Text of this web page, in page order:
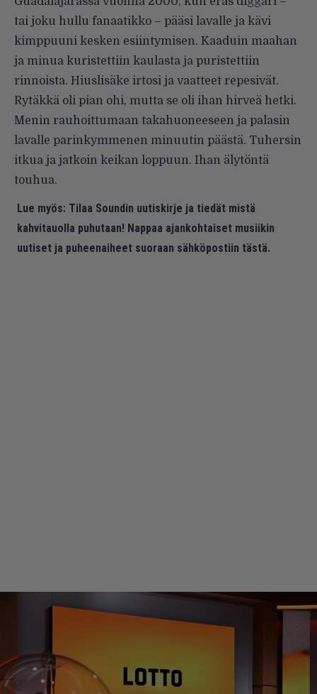
tai joku hullu fanaatikko – pääsi lavalle ja kävi
kimppuuni kesken esiintymisen. Kaaduin maahan
ja minua kuristettiin kaulasta ja puristettiin
rinnoista. Hiuslisäke irtosi ja vaatteet repesivät.
Rytäkkä oli pian ohi, mutta se oli ihan hirveä hetki.
Menin rauhoittumaan takahuoneeseen ja palasin
lavalle parinkymmenen minuutin päästä. Tuhersin
itkua ja jatkoin keikan loppuun. Ihan älytöntä
touhua.
Lue myös: Tilaa Soundin uutiskirje ja tiedät mistä
kahvitauolla puhutaan! Nappaa ajankohtaiset musiikin
uutiset ja puheenaiheet suoraan sähköpostiin tästä.